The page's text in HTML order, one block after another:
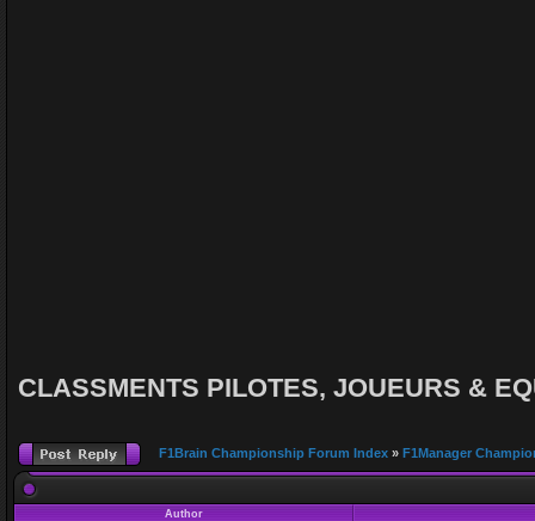
CLASSMENTS PILOTES, JOUEURS &
F1Brain Championship Forum Index » F1Manager
Author